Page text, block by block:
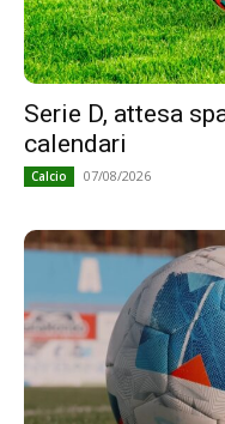
Serie D, attesa
calendari
Calcio 07/08/2026